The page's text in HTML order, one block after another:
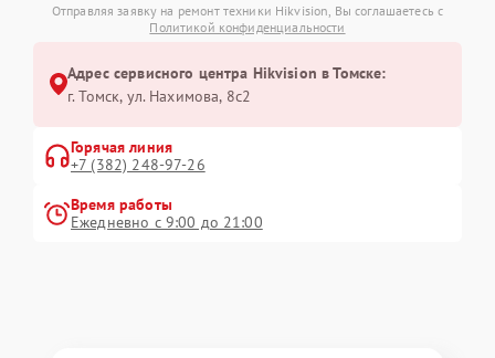
Отправляя заявку на ремонт техники Hikvision, Вы соглашаетесь с
Политикой конфиденциальности
Адрес сервисного центра Hikvision в Томске:
г. Томск, ул. Нахимова, 8с2
Горячая линия
+7 (382) 248-97-26
Время работы
Ежедневно с 9:00 до 21:00